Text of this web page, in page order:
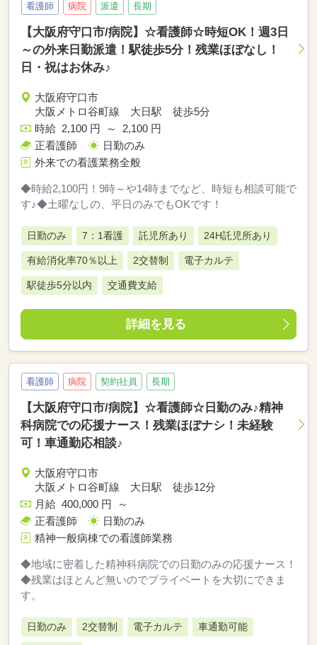
看護師 病院 派遣 長期
【大阪府守口市/病院】☆看護師☆時短OK！週3日
～の外来日勤派遣！駅徒歩5分！残業ほぼなし！
日・祝はお休み♪
大阪府守口市
大阪メトロ谷町線 大日駅 徒歩5分
時給 2,100 円 ～ 2,100 円
正看護師
日勤のみ
外来での看護業務全般
◆時給2,100円！9時～や14時までなど、時短も相談可能で
す♪◆土曜なしの、平日のみでもOKです！
日勤のみ 7：1看護 託児所あり 24H託児所あり
有給消化率70％以上 2交替制 電子カルテ
駅徒歩5分以内 交通費支給
詳細を見る
看護師 病院 契約社員 長期
【大阪府守口市/病院】☆看護師☆日勤のみ♪精神
科病院での応援ナース！残業ほぼナシ！未経験
可！車通勤応相談♪
大阪府守口市
大阪メトロ谷町線 大日駅 徒歩12分
月給 400,000 円 ～
正看護師
日勤のみ
精神一般病棟での看護師業務
◆地域に密着した精神科病院での日勤のみの応援ナース！
◆残業はほとんど無いのでプライベートを大切にできま
す。
日勤のみ 2交替制 電子カルテ 車通勤可能